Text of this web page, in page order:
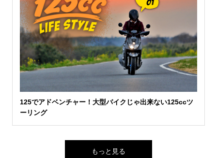
125でアドベンチャー！大型バイクじゃ出来ない125ccツ
ーリング
もっと見る